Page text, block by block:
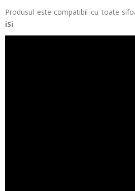
Produsul este compatibil cu toate
iSi.